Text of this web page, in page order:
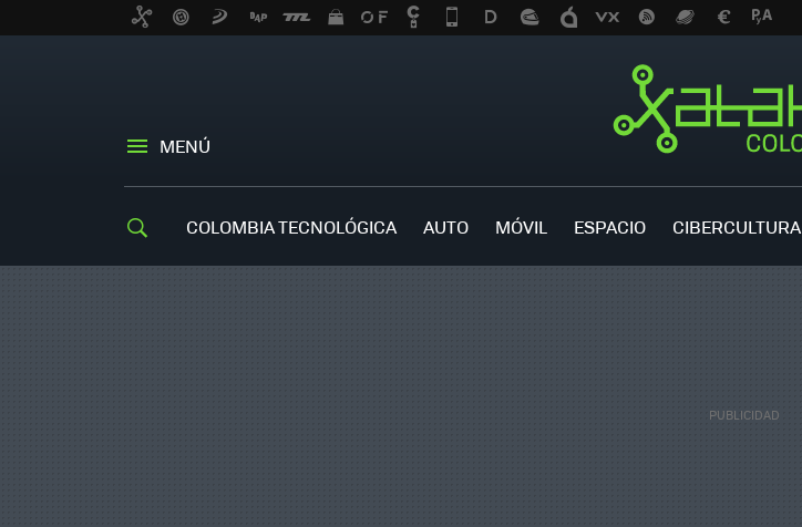
MENÚ
COLOMBIA TECNOLÓGICA AUTO MÓVIL ESPACIO CIBERCULTURA